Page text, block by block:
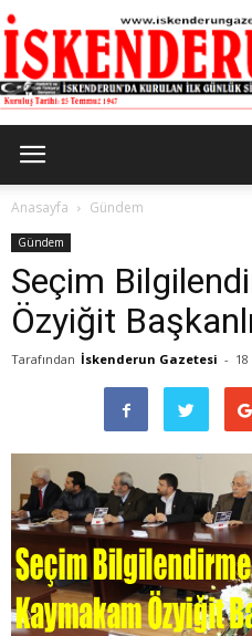
Anasayfa Gündem
Gündem
Seçim
Özyiğit
Tarafından İskenderun Gazetesi -